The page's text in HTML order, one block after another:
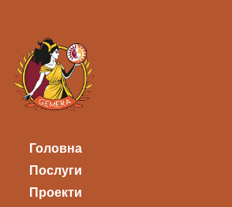
Головна
Послуги
Проекти